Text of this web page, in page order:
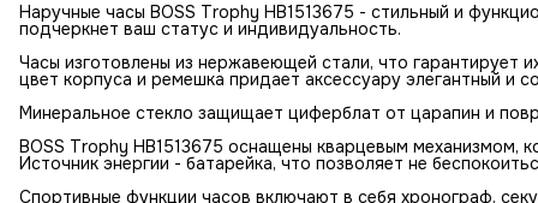
Наручные часы BOSS Trophy HB1513675 - стильный и
подчеркнет ваш статус и индивидуальность.
Часы изготовлены из нержавеющей стали, что гарантирует
цвет корпуса и ремешка придает аксессуару элегантный и
Минеральное стекло защищает циферблат от царапин и
BOSS Trophy HB1513675 оснащены кварцевым механизмом,
Источник энергии - батарейка, что позволяет не
Спортивные функции часов включают в себя хронограф,